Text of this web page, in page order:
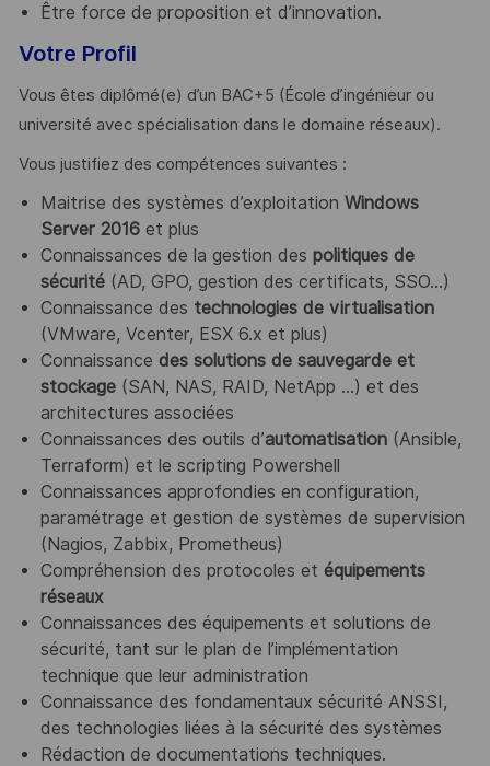
Être force de proposition et d’innovation.
Votre Profil
Vous êtes diplômé(e) d’un BAC+5 (École d’ingénieur ou
université avec spécialisation dans le domaine réseaux).
Vous justifiez des compétences suivantes :
Maitrise des systèmes d’exploitation Windows
Server 2016 et plus
Connaissances de la gestion des politiques de
sécurité (AD, GPO, gestion des certificats, SSO…)
Connaissance des technologies de virtualisation
(VMware, Vcenter, ESX 6.x et plus)
Connaissance des solutions de sauvegarde et
stockage(SAN, NAS, RAID, NetApp …) et des
architectures associées
Connaissances des outils d’automatisation(Ansible,
Terraform) et le scripting Powershell
Connaissances approfondies en configuration,
paramétrage et gestion de systèmes de supervision
(Nagios, Zabbix, Prometheus)
Compréhension des protocoles et équipements
réseaux
Connaissances des équipements et solutions de
sécurité, tant sur le plan de l’implémentation
technique que leur administration
Connaissance des fondamentaux sécurité ANSSI,
des technologies liées à la sécurité des systèmes
Rédaction de documentations techniques.